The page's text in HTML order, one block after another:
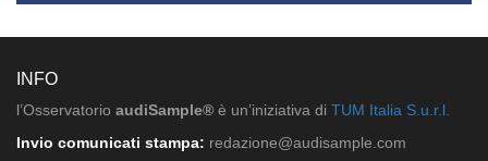
INFO
l’Osservatorio audiSample® è un’iniziativa di TUM Italia S.u.r.l.
Invio comunicati stampa: redazione@audisample.com